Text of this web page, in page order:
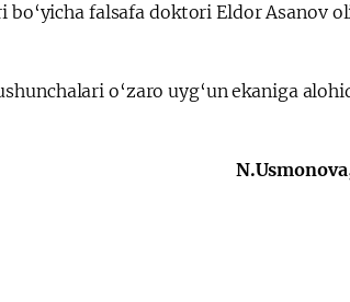
falsafa doktori Eldor Asanov
o‘zaro uyg‘un ekaniga